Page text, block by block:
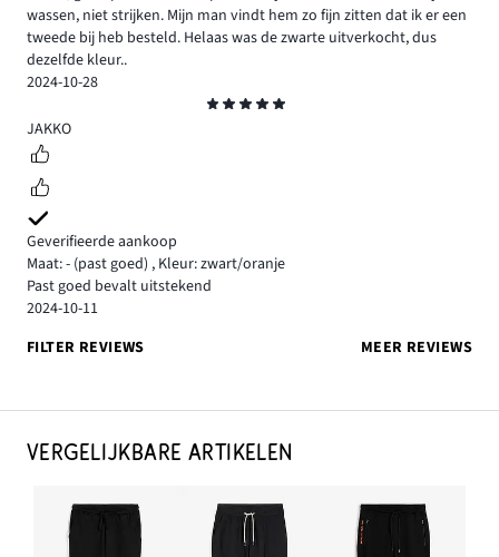
wassen, niet strijken. Mijn man vindt hem zo fijn zitten dat ik er een
tweede bij heb besteld. Helaas was de zwarte uitverkocht, dus
dezelfde kleur..
2024-10-28
5
JAKKO
Geverifieerde aankoop
Maat: - (past goed) , Kleur: zwart/oranje
Past goed bevalt uitstekend
2024-10-11
FILTER REVIEWS
MEER REVIEWS
VERGELIJKBARE ARTIKELEN